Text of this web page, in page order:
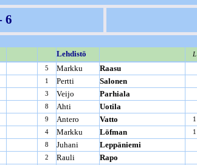
6
Lehdistö L
5 Markku Raasu
1 Pertti Salonen
3 Veijo Parhiala
8 Ahti Uotila
9 Antero Vatto 1
4 Markku Löfman 1
8 Juhani Leppäniemi
2 Rauli Rapo